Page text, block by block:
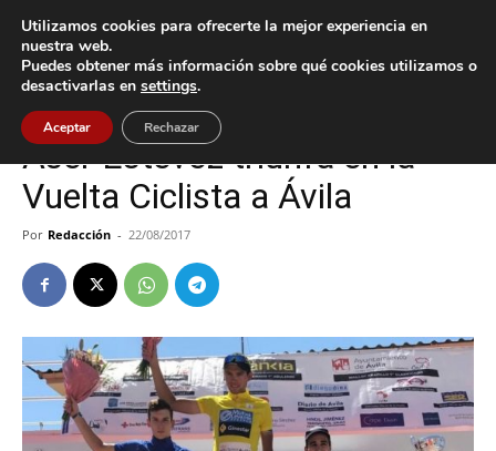
Inicio A Guarda
A Guarda Deportes
Aser Estévez triunfa en la
Vuelta Ciclista a Ávila
Por Redacción - 22/08/2017
Utilizamos cookies para ofrecerte la mejor experiencia en
nuestra web.
Puedes obtener más información sobre qué cookies utilizamos o
desactivarlas en settings.
Aceptar Rechazar